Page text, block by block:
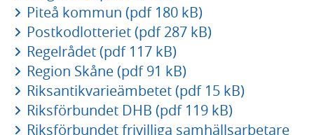
Piteå kommun (pdf 180 kB)
Postkodlotteriet (pdf 287 kB)
Regelrådet (pdf 117 kB)
Region Skåne (pdf 91 kB)
Riksantikvarieämbetet (pdf 15 kB)
Riksförbundet DHB (pdf 119 kB)
Riksförbundet frivilliga samhällsarbetare